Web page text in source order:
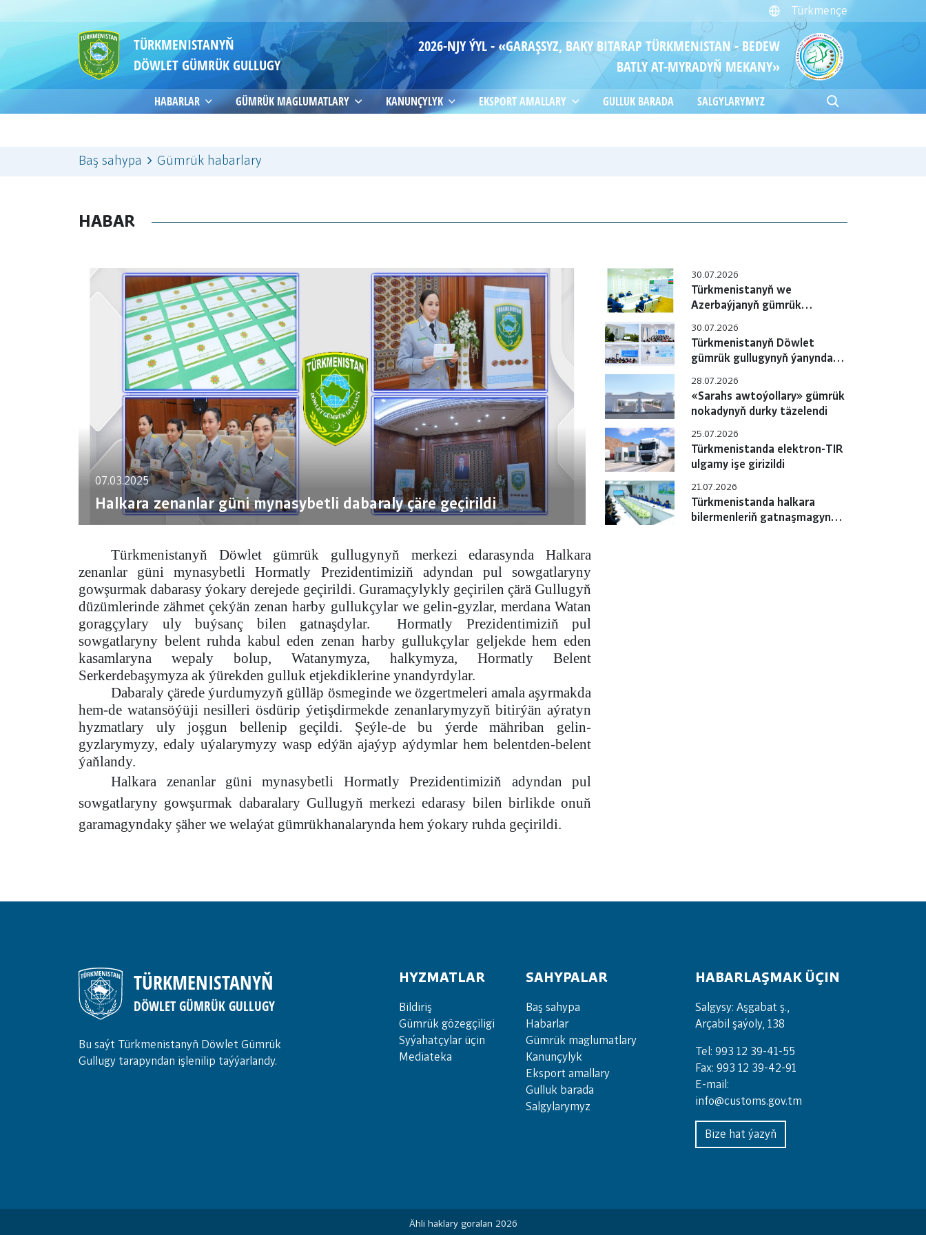
Türkmençe
TÜRKMENISTANYŇ
DÖWLET GÜMRÜK GULLUGY
2026-NJY ÝYL - «GARAŞSYZ, BAKY BITARAP TÜRKMENISTAN - BEDEW
BATLY AT-MYRADYŇ MEKANY»
HABARLAR GÜMRÜK MAGLUMATLARY KANUNÇYLYK EKSPORT AMALLARY GULLUK BARADA SALGYLARYMYZ
Baş sahypa Gümrük habarlary
HABAR
07.03.2025
Halkara zenanlar güni mynasybetli dabaraly çäre geçirildi
30.07.2026
Türkmenistanyň we
Azerbaýjanyň gümrük
hyzmatdaşlygyň meselelerini
ara alyp maslahatlaşdylar
30.07.2026
Türkmenistanyň Döwlet
gümrük gullugynyň ýanyndaky
okuw-maslahaty geçirildi
28.07.2026
«Sarahs awtoýollary» gümrük
nokadynyň durky täzelendi
25.07.2026
Türkmenistanda elektron-TIR
ulgamy işe girizildi
21.07.2026
Türkmenistanda halkara
bilermenleriň gatnaşmagynda
Türkmenistanyň Döwlet gümrük gullugynyň merkezi edarasynda Halkara
zenanlar güni mynasybetli Hormatly Prezidentimiziň adyndan pul sowgatlaryny
gowşurmak dabarasy ýokary derejede geçirildi. Guramaçylykly geçirilen çärä Gullugyň
düzümlerinde zähmet çekýän zenan harby gullukçylar we gelin-gyzlar, merdana Watan
goragçylary uly buýsanç bilen gatnaşdylar. Hormatly Prezidentimiziň pul
sowgatlaryny belent ruhda kabul eden zenan harby gullukçylar geljekde hem eden
kasamlaryna wepaly bolup, Watanymyza, halkymyza, Hormatly Belent
Serkerdebaşymyza ak ýürekden gulluk etjekdiklerine ynandyrdylar.
Dabaraly çärede ýurdumyzyň gülläp ösmeginde we özgertmeleri amala aşyrmakda
hem-de watansöýüji nesilleri ösdürip ýetişdirmekde zenanlarymyzyň bitirýän aýratyn
hyzmatlary uly joşgun bellenip geçildi. Şeýle-de bu ýerde mähriban gelin-
gyzlarymyzy, edaly uýalarymyzy wasp edýän ajaýyp aýdymlar hem belentden-belent
ýaňlandy.
Halkara zenanlar güni mynasybetli Hormatly Prezidentimiziň adyndan pul
sowgatlaryny gowşurmak dabaralary Gullugyň merkezi edarasy bilen birlikde onuň
garamagyndaky şäher we welaýat gümrükhanalarynda hem ýokary ruhda geçirildi.
TÜRKMENISTANYŇ
DÖWLET GÜMRÜK GULLUGY
Bu saýt Türkmenistanyñ Döwlet Gümrük
Gullugy tarapyndan işlenilip taýýarlandy.
HYZMATLAR
Bil­di­riş
Güm­rük gö­zeg­çi­li­gi
Sy­ýa­hat­çy­lar ü­çin
Media­teka
SAHYPALAR
Baş sahypa
Habarlar
Gümrük maglumatlary
Kanunçylyk
Eksport amallary
Gulluk barada
Salgylarymyz
HABARLAŞMAK ÜÇIN
Salgysy: Aşgabat ş.,
Arçabil şaýoly, 138
Tel: 993 12 39-41-55
Fax: 993 12 39-42-91
E-mail:
info@customs.gov.tm
Bize hat ýazyň
Ähli haklary goralan 2026